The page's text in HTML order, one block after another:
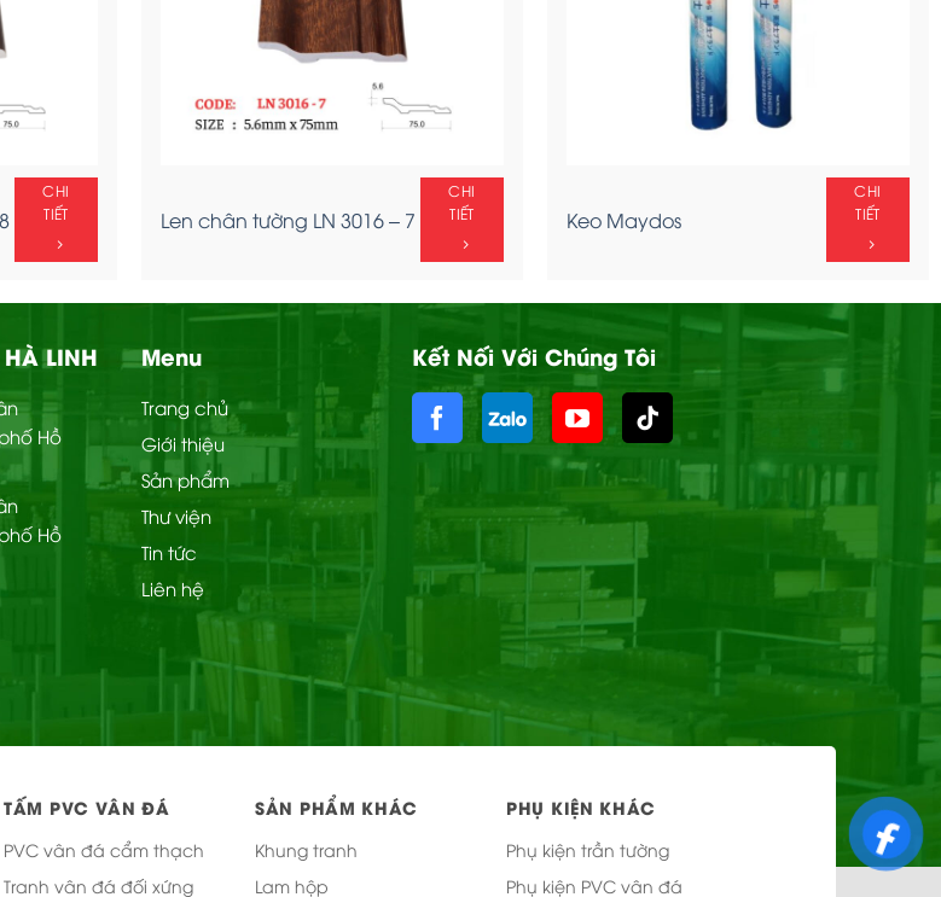
CHI
TIẾT
Len chân tường LN 3016 – 7
CHI
TIẾT
Keo Maydos
CHI
TIẾT
LINH
Hồ
Hồ
Menu
Trang chủ
Giới thiệu
Sản phẩm
Thư viện
Tin tức
Liên hệ
Kết Nối Với Chúng Tôi
TẤM PVC VÂN ĐÁ
PVC vân đá cẩm thạch
Tranh vân đá đối xứng
SẢN PHẨM KHÁC
Khung tranh
Lam hộp
PHỤ KIỆN KHÁC
Phụ kiện trần tường
Phụ kiện PVC vân đá